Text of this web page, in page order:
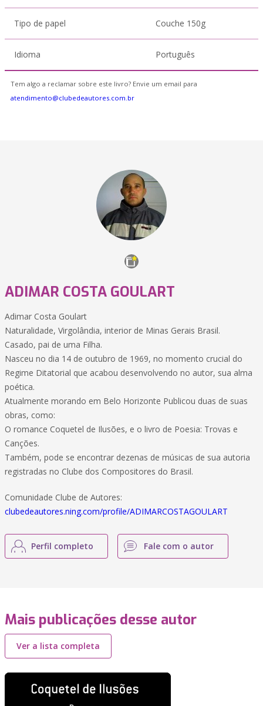
Tipo de papel Couche 150g
Idioma Português
Tem algo a reclamar sobre este livro? Envie um email para
atendimento@clubedeautores.com.br
ADIMAR COSTA GOULART
Adimar Costa Goulart
Naturalidade, Virgolândia, interior de Minas Gerais Brasil.
Casado, pai de uma Filha.
Nasceu no dia 14 de outubro de 1969, no momento crucial do
Regime Ditatorial que acabou desenvolvendo no autor, sua alma
poética.
Atualmente morando em Belo Horizonte Publicou duas de suas
obras, como:
O romance Coquetel de Ilusões, e o livro de Poesia: Trovas e
Canções.
Também, pode se encontrar dezenas de músicas de sua autoria
registradas no Clube dos Compositores do Brasil.
Comunidade Clube de Autores:
clubedeautores.ning.com/profile/ADIMARCOSTAGOULART
Perfil completo Fale com o autor
Mais publicações desse autor
Ver a lista completa